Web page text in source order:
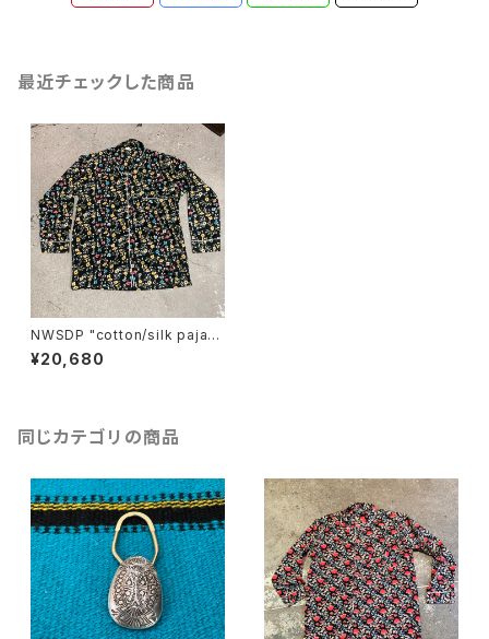
最近チェックした商品
NWSDP "cotton/silk pajam
as"/BLACK SMALL FLOWE
R
¥20,680
同じカテゴリの商品